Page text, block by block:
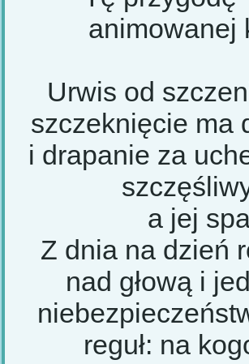
animowanej
Urwis od
szczeknięcie ma
i drapanie za
a jej
Z dnia na dzień
nad głową i
reguł: na